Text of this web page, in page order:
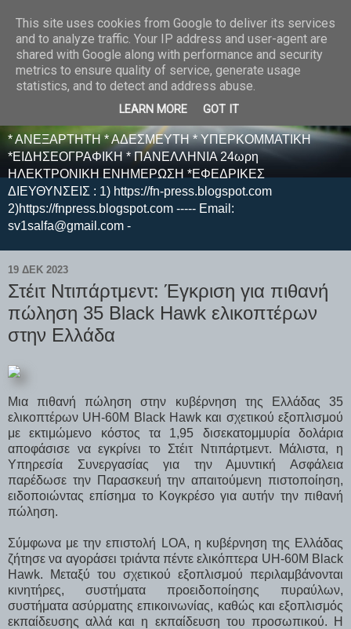
E F E N P R E S S -
ΗΛΕΚΤΡΟΝΙΚΗ
ΕΦΗΜΕΡΙΔΑ
* ΑΝΕΞΑΡΤΗΤΗ * ΑΔΕΣΜΕΥΤΗ * ΥΠΕΡΚΟΜΜΑΤΙΚΗ
*ΕΙΔΗΣΕΟΓΡΑΦΙΚΗ * ΠΑΝΕΛΛΗΝΙΑ 24ωρη
ΗΛΕΚΤΡΟΝΙΚΗ ΕΝΗΜΕΡΩΣΗ *ΕΦΕΔΡΙΚΕΣ
ΔΙΕΥΘΥΝΣΕΙΣ : 1) https://fn-press.blogspot.com
2)https://fnpress.blogspot.com ----- Email:
sv1salfa@gmail.com -
19 ΔΕΚ 2023
Στέιτ Ντιπάρτμεντ: Έγκριση για πιθανή
πώληση 35 Black Hawk ελικοπτέρων
στην Ελλάδα
Μια πιθανή πώληση στην κυβέρνηση της Ελλάδας 35
ελικοπτέρων UH-60M Black Hawk και σχετικού εξοπλισμού
με εκτιμώμενο κόστος τα 1,95 δισεκατομμυρία δολάρια
αποφάσισε να εγκρίνει το Στέιτ Ντιπάρτμεντ. Μάλιστα, η
Υπηρεσία Συνεργασίας για την Αμυντική Ασφάλεια
παρέδωσε την Παρασκευή την απαιτούμενη πιστοποίηση,
ειδοποιώντας επίσημα το Κογκρέσο για αυτήν την πιθανή
πώληση.
Σύμφωνα με την επιστολή LOA, η κυβέρνηση της Ελλάδας
ζήτησε να αγοράσει τριάντα πέντε ελικόπτερα UH-60M Black
Hawk. Μεταξύ του σχετικού εξοπλισμού περιλαμβάνονται
κινητήρες, συστήματα προειδοποίησης πυραύλων,
συστήματα ασύρματης επικοινωνίας, καθώς και εξοπλισμός
εκπαίδευσης αλλά και η εκπαίδευση του προσωπικού. Η
This site uses cookies from Google to deliver its services
and to analyze traffic. Your IP address and user-agent are
shared with Google along with performance and security
metrics to ensure quality of service, generate usage
statistics, and to detect and address abuse.
LEARN MORE GOT IT